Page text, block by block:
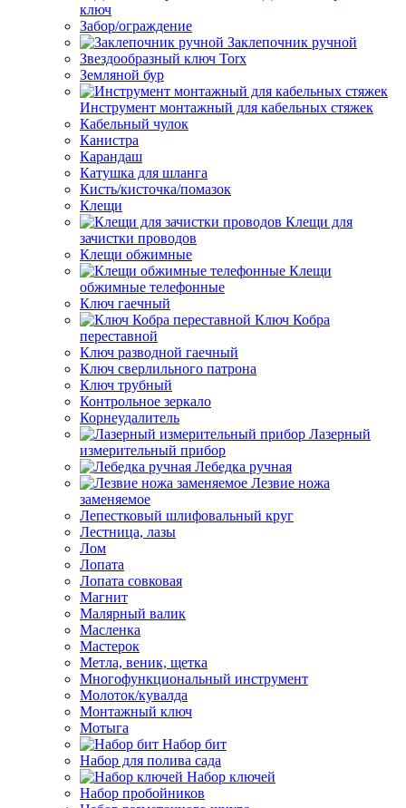
ключ
Забор/ограждение
Заклепочник ручной
Звездообразный ключ Torx
Земляной бур
Инструмент монтажный для кабельных стяжек
Кабельный чулок
Канистра
Карандаш
Катушка для шланга
Кисть/кисточка/помазок
Клещи
Клещи для
зачистки проводов
Клещи обжимные
Клещи
обжимные телефонные
Ключ гаечный
Ключ Кобра
переставной
Ключ разводной гаечный
Ключ сверлильного патрона
Ключ трубный
Контрольное зеркало
Корнеудалитель
Лазерный
измерительный прибор
Лебедка ручная
Лезвие ножа
заменяемое
Лепестковый шлифовальный круг
Лестница, лазы
Лом
Лопата
Лопата совковая
Магнит
Малярный валик
Масленка
Мастерок
Метла, веник, щетка
Многофункциональный инструмент
Молоток/кувалда
Монтажный ключ
Мотыга
Набор бит
Набор для полива сада
Набор ключей
Набор пробойников